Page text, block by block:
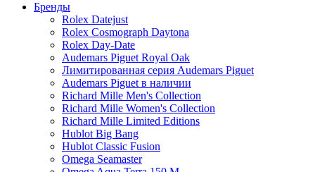
Бренды
Rolex Datejust
Rolex Cosmograph Daytona
Rolex Day-Date
Audemars Piguet Royal Oak
Лимитированная серия Audemars Piguet
Audemars Piguet в наличии
Richard Mille Men's Collection
Richard Mille Women's Collection
Richard Mille Limited Editions
Hublot Big Bang
Hublot Classic Fusion
Omega Seamaster